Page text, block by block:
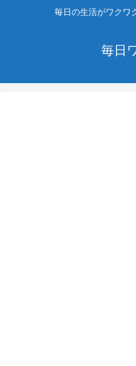
毎日の生活がワクワ
毎日